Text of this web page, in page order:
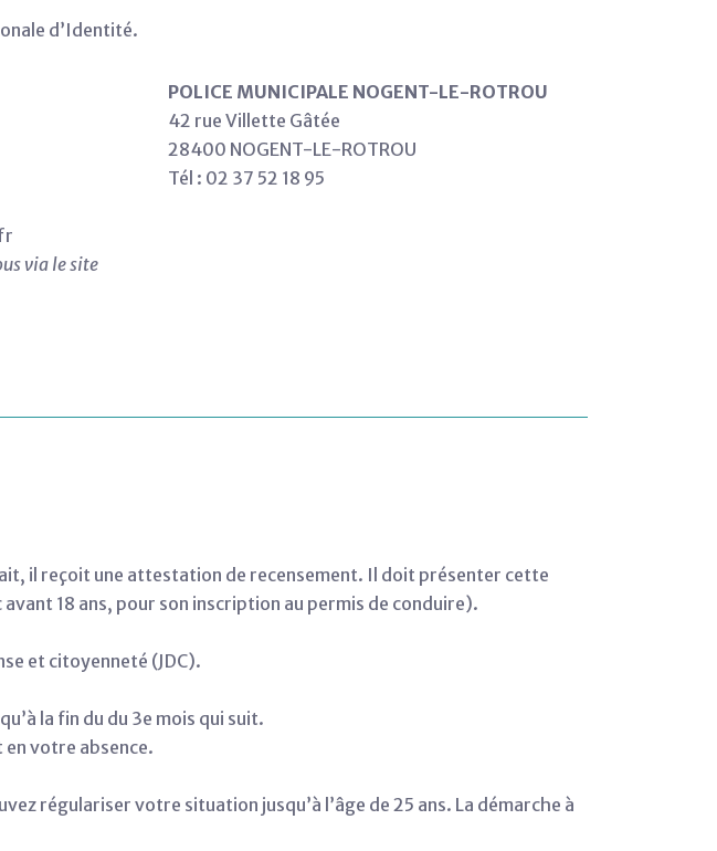
d’Identité.
via le site
POLICE MUNICIPALE NOGENT-LE-ROTROU
42 rue Villette Gâtée
28400 NOGENT-LE-ROTROU
Tél : 02 37 52 18 95
il reçoit une attestation de recensement. Il doit présenter cette
18 ans, pour son inscription au permis de conduire).
et citoyenneté (JDC).
la fin du du 3e mois qui suit.
en votre absence.
régulariser votre situation jusqu’à l’âge de 25 ans. La démarche à